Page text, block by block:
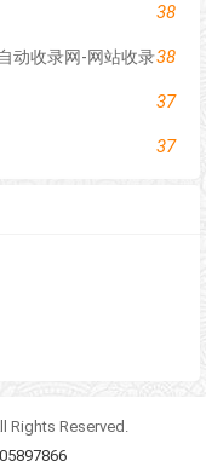
38
动收录网-网站收录38
37
37
Rights Reserved.